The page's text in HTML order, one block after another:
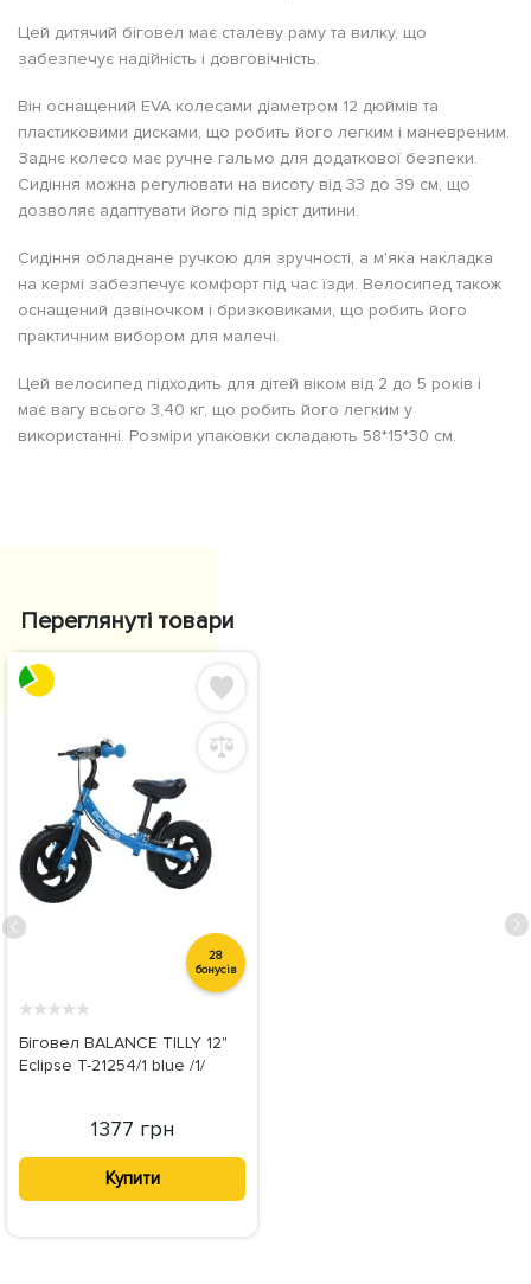
Цей дитячий біговел має сталеву раму та вилку, що
забезпечує надійність і довговічність.
Він оснащений EVA колесами діаметром 12 дюймів та
пластиковими дисками, що робить його легким і маневреним.
Заднє колесо має ручне гальмо для додаткової безпеки.
Сидіння можна регулювати на висоту від 33 до 39 см, що
дозволяє адаптувати його під зріст дитини.
Сидіння обладнане ручкою для зручності, а м'яка накладка
на кермі забезпечує комфорт під час їзди. Велосипед також
оснащений дзвіночком і бризковиками, що робить його
практичним вибором для малечі.
Цей велосипед підходить для дітей віком від 2 до 5 років і
має вагу всього 3,40 кг, що робить його легким у
використанні. Розміри упаковки складають 58*15*30 см.
Переглянуті товари
28
бонусів
★★★★★
Біговел BALANCE TILLY 12"
Eclipse T-21254/1 blue /1/
1377 грн
Купити